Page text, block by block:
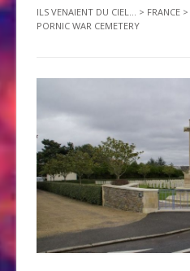
ILS VENAIENT DU CIEL... > FRANCE >
PORNIC WAR CEMETERY